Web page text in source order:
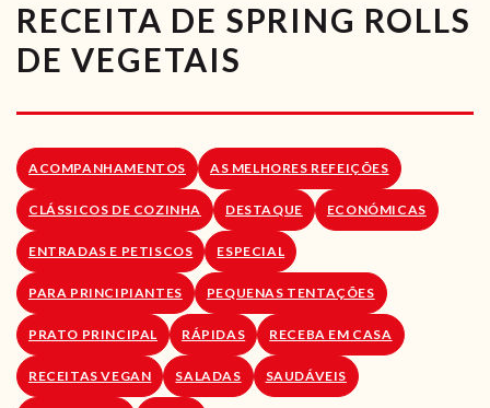
VÍDEOS
RECEITAS VEGGIE
LOJA ONLINE
BLOG
RECEITA DE SPRING ROLLS
DE VEGETAIS
ACOMPANHAMENTOS AS MELHORES REFEIÇÕES
CLÁSSICOS DE COZINHA DESTAQUE ECONÓMICAS
ENTRADAS E PETISCOS ESPECIAL
PARA PRINCIPIANTES PEQUENAS TENTAÇÕES
PRATO PRINCIPAL RÁPIDAS RECEBA EM CASA
RECEITAS VEGAN SALADAS SAUDÁVEIS